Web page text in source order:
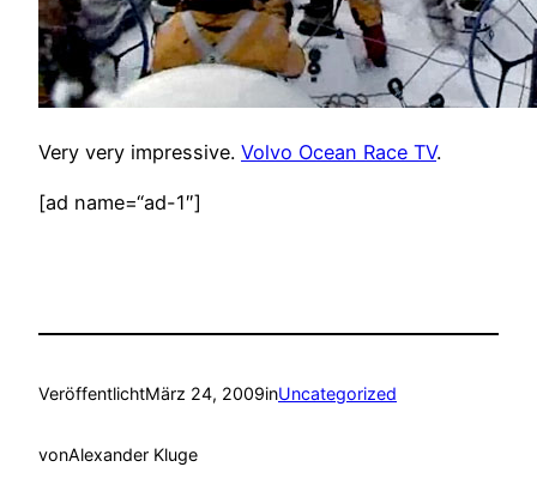
Very very impressive. Volvo Ocean Race TV.
[ad name=“ad-1″]
VeröffentlichtMärz 24, 2009inUncategorized
vonAlexander Kluge